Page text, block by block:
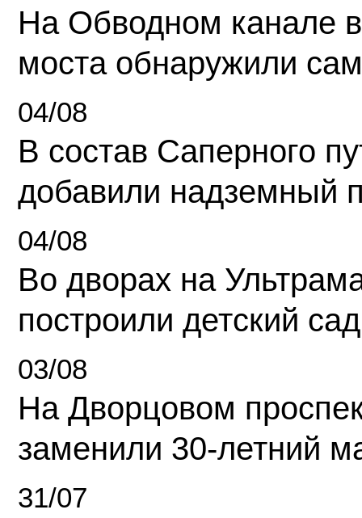
На Обводном канале
моста обнаружили
04/08
В состав Саперного
добавили надземный
04/08
Во дворах на
построили детский сад
03/08
На Дворцовом
заменили 30-летний
31/07